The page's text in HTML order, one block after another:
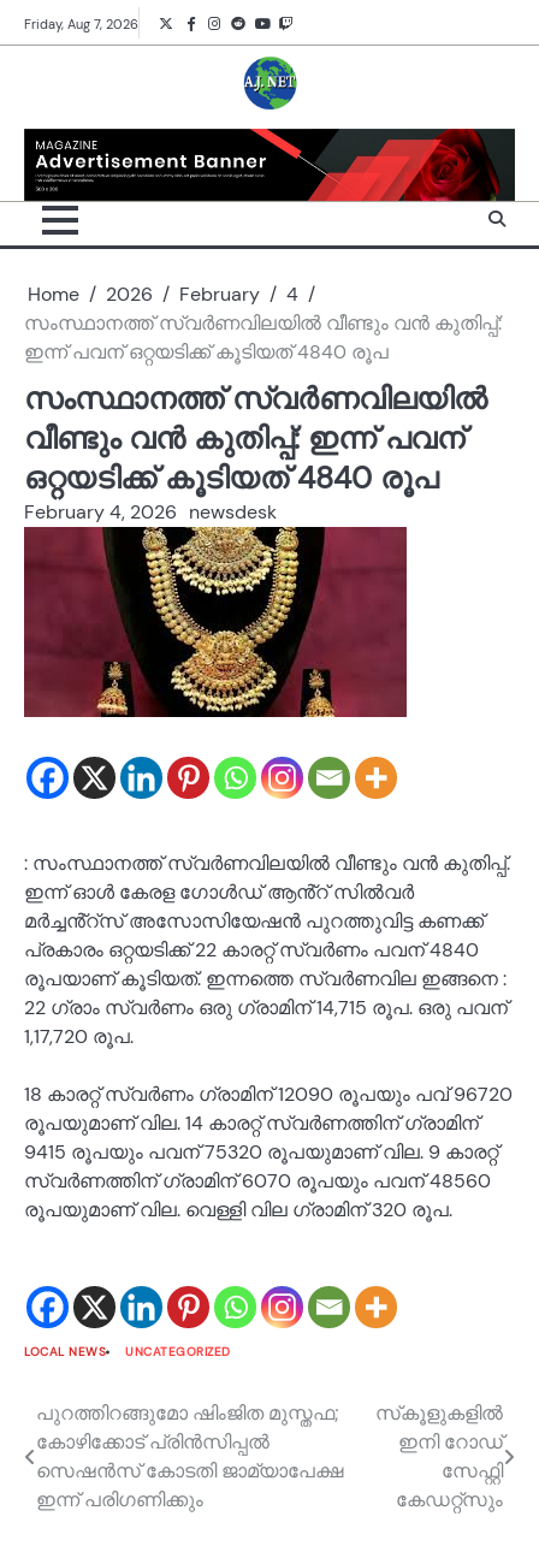
to
Friday, Aug 7, 2026 Twitter
Facebook
Instagram
RedditYouTube
Home 2026 February
4
സംസ്ഥാനത്ത് സ്വർണവിലയിൽ വീണ്ടും വൻ കുതിപ്പ്:
ഇന്ന് പവന് ഒറ്റയടിക്ക് കൂടിയത് 4840 രൂപ
സംസ്ഥാനത്ത് സ്വർണവിലയിൽ
വീണ്ടും വൻ കുതിപ്പ്: ഇന്ന് പവന്
ഒറ്റയടിക്ക് കൂടിയത് 4840 രൂപ
February 4, 2026 newsdesk
: സംസ്ഥാനത്ത് സ്വർണവിലയിൽ വീണ്ടും വൻ കുതിപ്പ്.
ഇന്ന് ഓൾ കേരള ഗോൾഡ് ആൻ്റ് സിൽവർ
മർച്ചൻ്റ്സ് അസോസിയേഷൻ പുറത്തുവിട്ട കണക്ക്
പ്രകാരം ഒറ്റയടിക്ക് 22 കാരറ്റ് സ്വർണം പവന് 4840
രൂപയാണ് കൂടിയത്. ഇന്നത്തെ സ്വർണവില ഇങ്ങനെ :
22 ഗ്രാം സ്വർണം ഒരു ഗ്രാമിന് 14,715 രൂപ. ഒരു പവന്
1,17,720 രൂപ.
18 കാരറ്റ് സ്വർണം ഗ്രാമിന് 12090 രൂപയും പവ് 96720
രൂപയുമാണ് വില. 14 കാരറ്റ് സ്വർണത്തിന് ഗ്രാമിന്
9415 രൂപയും പവന് 75320 രൂപയുമാണ് വില. 9 കാരറ്റ്
സ്വർണത്തിന് ഗ്രാമിന് 6070 രൂപയും പവന് 48560
രൂപയുമാണ് വില. വെള്ളി വില ഗ്രാമിന് 320 രൂപ.
LOCAL NEWS UNCATEGORIZED
Post
navigation
പുറത്തിറങ്ങുമോ ഷിംജിത മുസ്തഫ;
കോഴിക്കോട് പ്രിൻസിപ്പൽ
സെഷൻസ് കോടതി ജാമ്യാപേക്ഷ
ഇന്ന് പരി​ഗണിക്കും
സ്‌കൂളുകളില്‍
ഇനി റോഡ്
സേഫ്റ്റി
കേഡറ്റ്‌സും